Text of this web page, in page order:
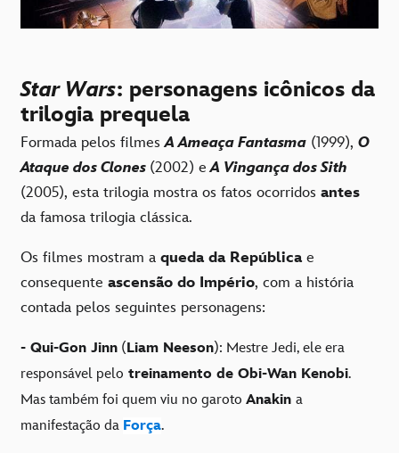
Star Wars: personagens icônicos da
trilogia prequela
Formada pelos filmesA Ameaça Fantasma (1999), O
Ataque dos Clones (2002) eA Vingança dos Sith
(2005), esta trilogia mostra os fatos ocorridos antes
da famosa trilogia clássica.
Os filmes mostram a queda da Repúblicae
consequente ascensão do Império, com a história
contada pelos seguintes personagens:
- Qui-Gon Jinn (Liam Neeson): Mestre Jedi, ele era
responsável pelo treinamento de Obi-Wan Kenobi.
Mas também foi quem viu no garoto Anakin a
manifestação da Força.